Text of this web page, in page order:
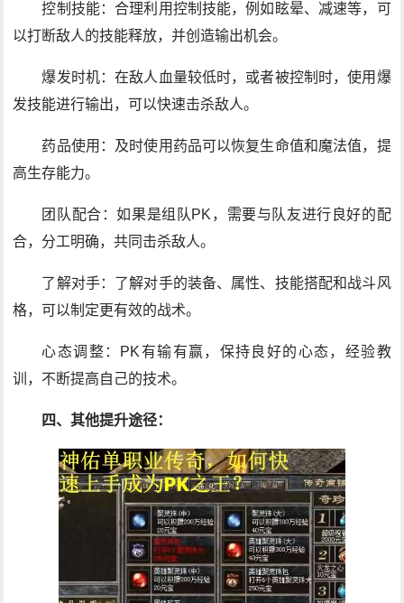
控制技能：合理利用控制技能，例如眩晕、减速等，可
以打断敌人的技能释放，并创造输出机会。
爆发时机：在敌人血量较低时，或者被控制时，使用爆
发技能进行输出，可以快速击杀敌人。
药品使用：及时使用药品可以恢复生命值和魔法值，提
高生存能力。
团队配合：如果是组队PK，需要与队友进行良好的配
合，分工明确，共同击杀敌人。
了解对手：了解对手的装备、属性、技能搭配和战斗风
格，可以制定更有效的战术。
心态调整：PK有输有赢，保持良好的心态，经验教
训，不断提高自己的技术。
四、其他提升途径：